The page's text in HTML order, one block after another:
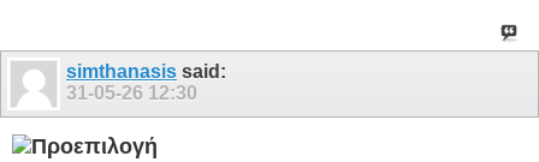
simthanasis said:
31-05-26 12:30